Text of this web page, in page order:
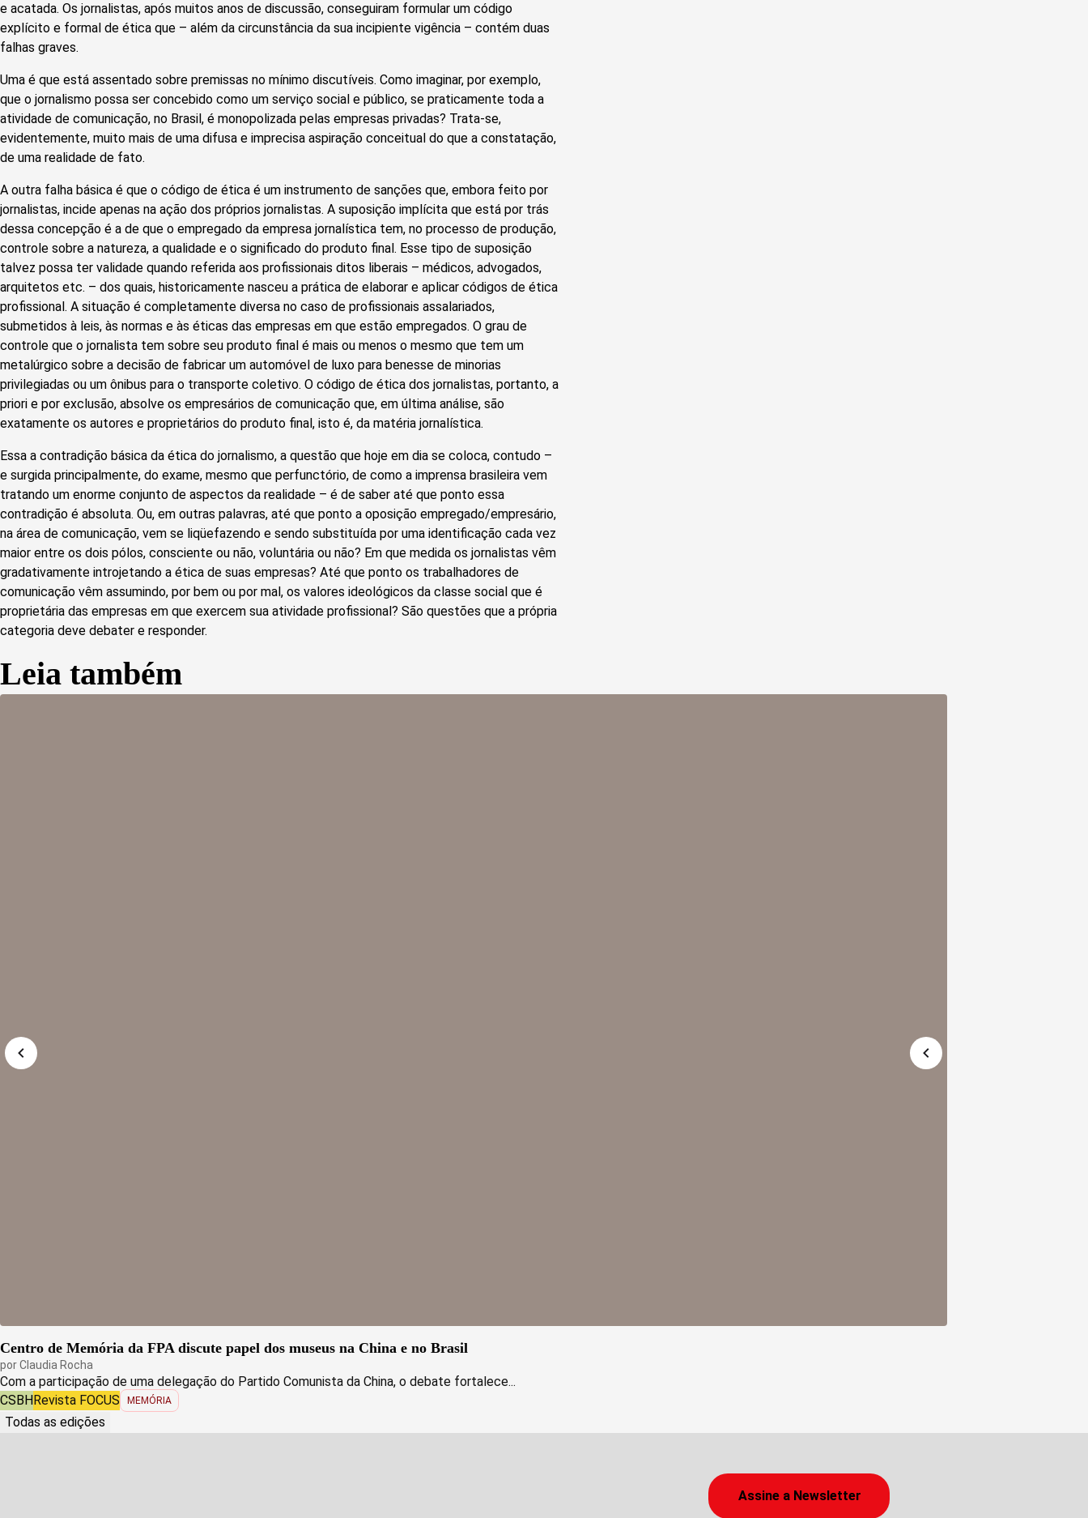
e acatada. Os jornalistas, após muitos anos de discussão, conseguiram formular um código
explícito e formal de ética que – além da circunstância da sua incipiente vigência – contém duas
falhas graves.
Uma é que está assentado sobre premissas no mínimo discutíveis. Como imaginar, por exemplo,
que o jornalismo possa ser concebido como um serviço social e público, se praticamente toda a
atividade de comunicação, no Brasil, é monopolizada pelas empresas privadas? Trata-se,
evidentemente, muito mais de uma difusa e imprecisa aspiração conceitual do que a constatação,
de uma realidade de fato.
A outra falha básica é que o código de ética é um instrumento de sanções que, embora feito por
jornalistas, incide apenas na ação dos próprios jornalistas. A suposição implícita que está por trás
dessa concepção é a de que o empregado da empresa jornalística tem, no processo de produção,
controle sobre a natureza, a qualidade e o significado do produto final. Esse tipo de suposição
talvez possa ter validade quando referida aos profissionais ditos liberais – médicos, advogados,
arquitetos etc. – dos quais, historicamente nasceu a prática de elaborar e aplicar códigos de ética
profissional. A situação é completamente diversa no caso de profissionais assalariados,
submetidos à leis, às normas e às éticas das empresas em que estão empregados. O grau de
controle que o jornalista tem sobre seu produto final é mais ou menos o mesmo que tem um
metalúrgico sobre a decisão de fabricar um automóvel de luxo para benesse de minorias
privilegiadas ou um ônibus para o transporte coletivo. O código de ética dos jornalistas, portanto, a
priori e por exclusão, absolve os empresários de comunicação que, em última análise, são
exatamente os autores e proprietários do produto final, isto é, da matéria jornalística.
Essa a contradição básica da ética do jornalismo, a questão que hoje em dia se coloca, contudo –
e surgida principalmente, do exame, mesmo que perfunctório, de como a imprensa brasileira vem
tratando um enorme conjunto de aspectos da realidade – é de saber até que ponto essa
contradição é absoluta. Ou, em outras palavras, até que ponto a oposição empregado/empresário,
na área de comunicação, vem se liqüefazendo e sendo substituída por uma identificação cada vez
maior entre os dois pólos, consciente ou não, voluntária ou não? Em que medida os jornalistas vêm
gradativamente introjetando a ética de suas empresas? Até que ponto os trabalhadores de
comunicação vêm assumindo, por bem ou por mal, os valores ideológicos da classe social que é
proprietária das empresas em que exercem sua atividade profissional? São questões que a própria
categoria deve debater e responder.
Leia também
Centro de Memória da FPA discute papel dos museus na China e no Brasil
porClaudia Rocha
Com a participação de uma delegação do Partido Comunista da China, o debate fortalece...
CSBHRevista FOCUS MEMÓRIA
Todas as edições
Assine a Newsletter